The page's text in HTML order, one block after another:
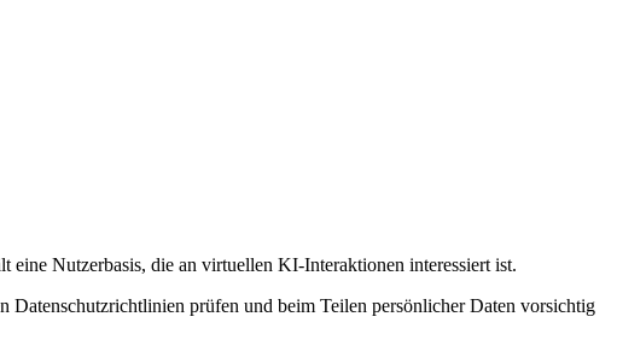
Nutzerbasis, die an virtuellen KI-Interaktionen interessiert ist.
Datenschutzrichtlinien prüfen und beim Teilen persönlicher Daten vorsichtig